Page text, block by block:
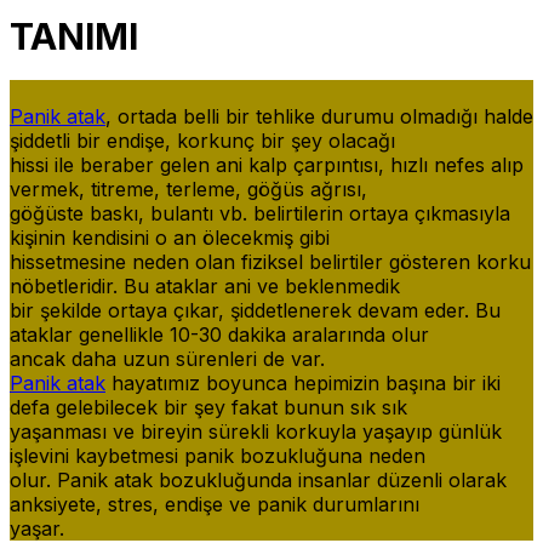
TANIMI
Panik atak, ortada belli bir tehlike durumu olmadığı halde
şiddetli bir endişe, korkunç bir şey olacağı
hissi ile beraber gelen ani kalp çarpıntısı, hızlı nefes alıp
vermek, titreme, terleme, göğüs ağrısı,
göğüste baskı, bulantı vb. belirtilerin ortaya çıkmasıyla
kişinin kendisini o an ölecekmiş gibi
hissetmesine neden olan fiziksel belirtiler gösteren korku
nöbetleridir. Bu ataklar ani ve beklenmedik
bir şekilde ortaya çıkar, şiddetlenerek devam eder. Bu
ataklar genellikle 10-30 dakika aralarında olur
ancak daha uzun sürenleri de var.
Panik atak hayatımız boyunca hepimizin başına bir iki
defa gelebilecek bir şey fakat bunun sık sık
yaşanması ve bireyin sürekli korkuyla yaşayıp günlük
işlevini kaybetmesi panik bozukluğuna neden
olur. Panik atak bozukluğunda insanlar düzenli olarak
anksiyete, stres, endişe ve panik durumlarını
yaşar.